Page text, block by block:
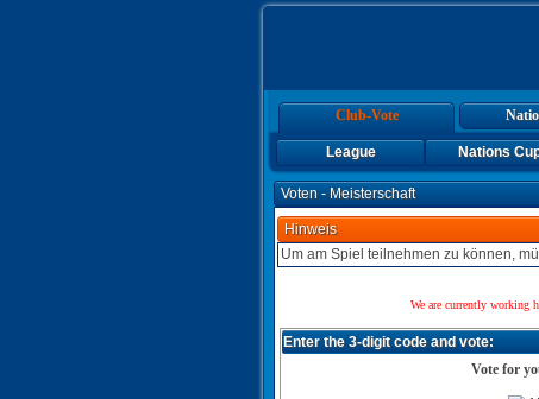
Club-Vote
League Nations
Voten - Meisterschaft
Hinweis
Um am Spiel teilnehmen zu können,
We are currently working
Enter the 3-digit code and vote:
Vote for